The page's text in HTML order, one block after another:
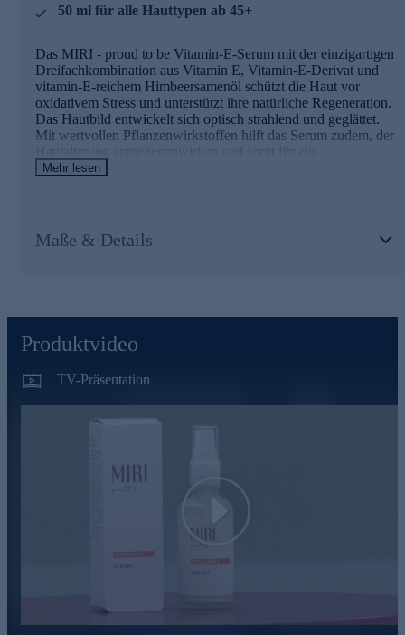
50 ml für alle Hauttypen ab 45+
Das MIRI - proud to be Vitamin-E-Serum mit der einzigartigen
Dreifachkombination aus Vitamin E, Vitamin-E-Derivat und
vitamin-E-reichem Himbeersamenöl schützt die Haut vor
oxidativem Stress und unterstützt ihre natürliche Regeneration.
Das Hautbild entwickelt sich optisch strahlend und geglättet.
Mit wertvollen Pflanzenwirkstoffen hilft das Serum zudem, der
Hautalterung entgegenzuwirken und sorgt für ein
ausgeglichenes, jugendliches Hautbild. Ideale Ergänzungen
Jetzt online bestellen und die Haut verwöhnen.
Mehr lesen
Maße & Details
Produktvideo
TV-Präsentation
Play